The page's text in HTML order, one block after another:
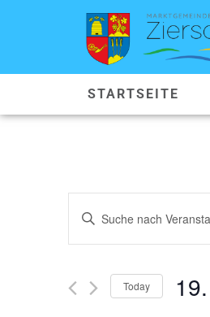
STARTSEITE
SUCHE
UND
Geben
Sie
Schlüsselwort.
Veranstaltungen
Schlüsselwort.
Today